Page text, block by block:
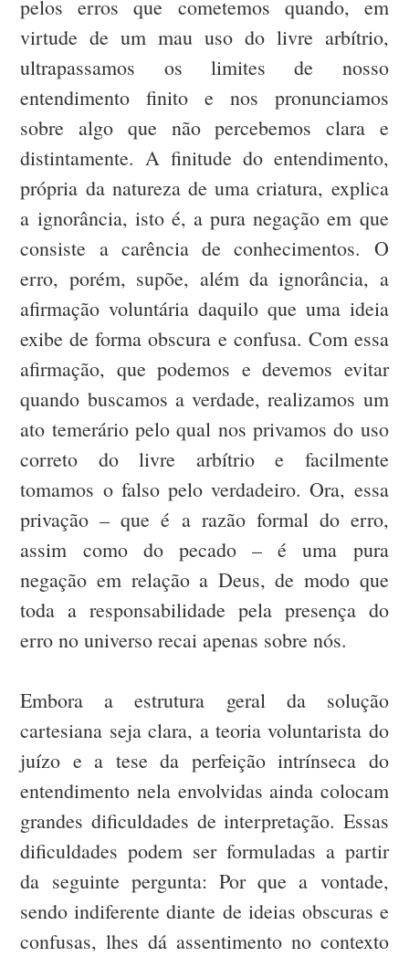
pelos erros que cometemos quando, em
virtude de um mau uso do livre arbítrio,
ultrapassamos os limites de nosso
entendimento finito e nos pronunciamos
sobre algo que não percebemos clara e
distintamente. A finitude do entendimento,
própria da natureza de uma criatura, explica
a ignorância, isto é, a pura negação em que
consiste a carência de conhecimentos. O
erro, porém, supõe, além da ignorância, a
afirmação voluntária daquilo que uma ideia
exibe de forma obscura e confusa. Com essa
afirmação, que podemos e devemos evitar
quando buscamos a verdade, realizamos um
ato temerário pelo qual nos privamos do uso
correto do livre arbítrio e facilmente
tomamos o falso pelo verdadeiro. Ora, essa
privação – que é a razão formal do erro,
assim como do pecado – é uma pura
negação em relação a Deus, de modo que
toda a responsabilidade pela presença do
erro no universo recai apenas sobre nós.
Embora a estrutura geral da solução
cartesiana seja clara, a teoria voluntarista do
juízo e a tese da perfeição intrínseca do
entendimento nela envolvidas ainda colocam
grandes dificuldades de interpretação. Essas
dificuldades podem ser formuladas a partir
da seguinte pergunta: Por que a vontade,
sendo indiferente diante de ideias obscuras e
confusas, lhes dá assentimento no contexto